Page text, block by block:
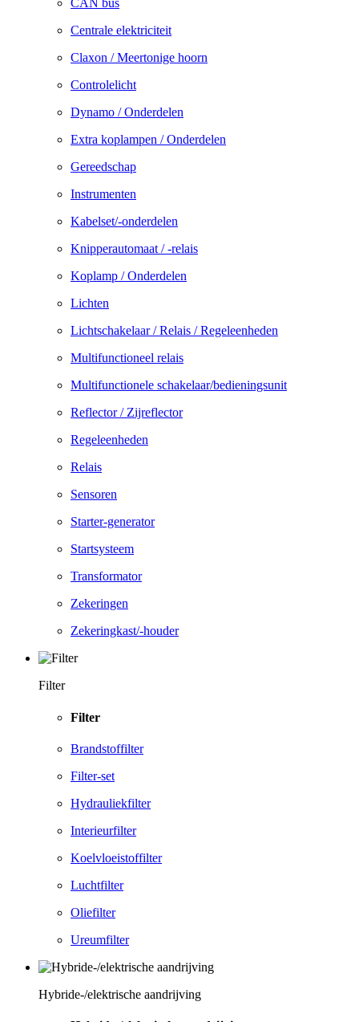
CAN bus
Centrale elektriciteit
Claxon / Meertonige hoorn
Controlelicht
Dynamo / Onderdelen
Extra koplampen / Onderdelen
Gereedschap
Instrumenten
Kabelset/-onderdelen
Knipperautomaat / -relais
Koplamp / Onderdelen
Lichten
Lichtschakelaar / Relais / Regeleenheden
Multifunctioneel relais
Multifunctionele schakelaar/bedieningsunit
Reflector / Zijreflector
Regeleenheden
Relais
Sensoren
Starter-generator
Startsysteem
Transformator
Zekeringen
Zekeringkast/-houder
Filter
Filter
Brandstoffilter
Filter-set
Hydrauliekfilter
Interieurfilter
Koelvloeistoffilter
Luchtfilter
Oliefilter
Ureumfilter
Hybride-/elektrische aandrijving